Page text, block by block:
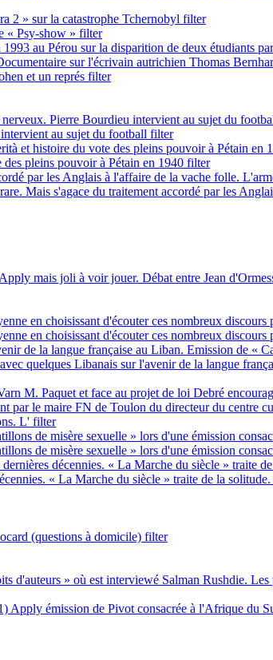
2 » sur la catastrophe Tchernobyl filter
« Psy-show » filter
au Pérou sur la disparition de deux étudiants
sur l'écrivain autrichien Thomas
et un représ filter
Pierre Bourdieu intervient au sujet du
au sujet du football filter
et histoire du vote des pleins pouvoir à Pétain en
pleins pouvoir à Pétain en 1940 filter
par les Anglais à l'affaire de la vache folle.
Mais s'agace du traitement accordé par les
Apply mais joli à voir jouer. Débat entre Jean
en choisissant d'écouter ces nombreux discours
en choisissant d'écouter ces nombreux
de la langue française au Liban. Emission de «
quelques Libanais sur l'avenir de la langue
M. Paquet et face au projet de loi Debré
par le maire FN de Toulon du directeur du centre
L' filter
de misère sexuelle » lors d'une émission
de misère sexuelle » lors d'une émission
décennies. « La Marche du siècle » traite
« La Marche du siècle » traite de la
(questions à domicile) filter
d'auteurs » où est interviewé Salman Rushdie.
Apply émission de Pivot consacrée à l'Afrique du